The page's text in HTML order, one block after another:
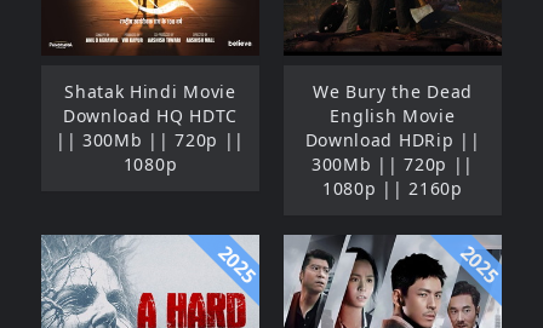
Shatak Hindi Movie
Download HQ HDTC
|| 300Mb || 720p ||
1080p
We Bury the Dead
English Movie
Download HDRip ||
300Mb || 720p ||
1080p || 2160p
2025 2025